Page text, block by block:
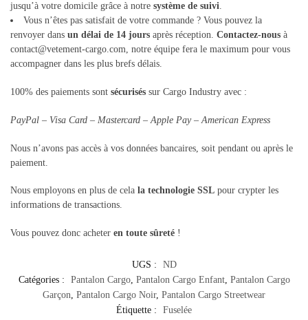
jusqu’à votre domicile grâce à notre système de suivi.
Vous n’êtes pas satisfait de votre commande ? Vous pouvez la
renvoyer dans un délai de 14 jours après réception. Contactez-nous à
contact@vetement-cargo.com, notre équipe fera le maximum pour vous
accompagner dans les plus brefs délais.
100% des paiements sont sécurisés sur Cargo Industry avec :
PayPal – Visa Card – Mastercard – Apple Pay – American Express
Nous n’avons pas accès à vos données bancaires, soit pendant ou après le
paiement.
Nous employons en plus de cela la technologie SSL pour crypter les
informations de transactions.
Vous pouvez donc acheter en toute sûreté !
UGS :
ND
Catégories :
Pantalon Cargo, Pantalon Cargo Enfant, Pantalon Cargo
Garçon Pantalon Cargo Noir, Pantalon Cargo Streetwear
Étiquette :
Fuselée